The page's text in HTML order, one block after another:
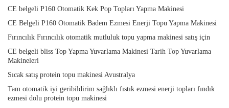
CE belgeli P160 Otomatik Kek Pop Topları Yapma Makinesi
CE Belgeli P160 Otomatik Badem Ezmesi Enerji Topu Yapma Makinesi
Fırıncılık Fırıncılık otomatik mutluluk topu yapma makinesi satış için
CE belgeli bliss Top Yapma Yuvarlama Makinesi Tarih Top Yuvarlama
Makineleri
Sıcak satış protein topu makinesi Avustralya
Tam otomatik iyi geribildirim sağlıklı fıstık ezmesi enerji topları fındık
ezmesi dolu protein topu makinesi